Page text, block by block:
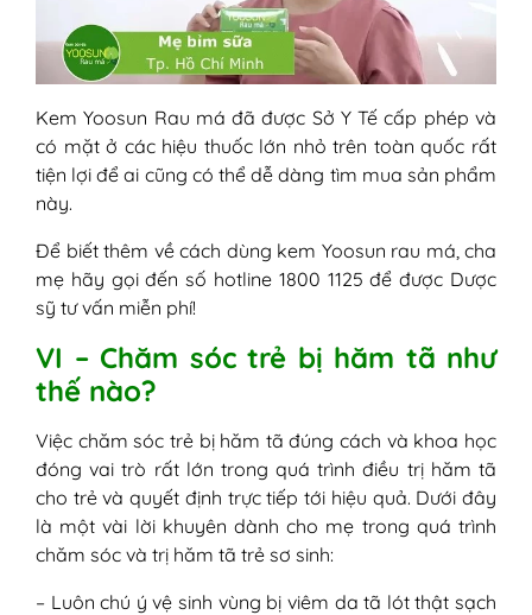
Kem Yoosun Rau má đã được Sở Y Tế cấp phép và
có mặt ở các hiệu thuốc lớn nhỏ trên toàn quốc rất
tiện lợi để ai cũng có thể dễ dàng tìm mua sản phẩm
này.
Để biết thêm về cách dùng kem Yoosun rau má, cha
mẹ hãy gọi đến số hotline 1800 1125 để được Dược
sỹ tư vấn miễn phí!
VI – Chăm sóc trẻ bị hăm tã như
thế nào?
Việc chăm sóc trẻ bị hăm tã đúng cách và khoa học
đóng vai trò rất lớn trong quá trình điều trị hăm tã
cho trẻ và quyết định trực tiếp tới hiệu quả. Dưới đây
là một vài lời khuyên dành cho mẹ trong quá trình
chăm sóc và trị hăm tã trẻ sơ sinh:
– Luôn chú ý vệ sinh vùng bị viêm da tã lót thật sạch